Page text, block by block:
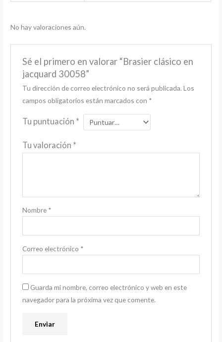
No hay valoraciones aún.
Sé el primero en valorar “Brasier clásico en
jacquard 30058”
Tu dirección de correo electrónico no será publicada. Los
campos obligatorios están marcados con *
Tu puntuación *
Tu valoración *
Nombre *
Correo electrónico *
Guarda mi nombre, correo electrónico y web en este
navegador para la próxima vez que comente.